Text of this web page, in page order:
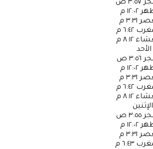
٣:٥٧ ص
١٢:٠٢ م
٣:٣١ م
٦:٤٢ م
٨:١٢ م
الأحد
٣:٥٦ ص
١٢:٠٢ م
٣:٣١ م
٦:٤٢ م
٨:١٢ م
الإثنين
٣:٥٥ ص
١٢:٠٢ م
٣:٣١ م
٦:٤٣ م